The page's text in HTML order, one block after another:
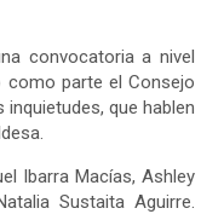
convocatoria a nivel
como parte el Consejo
que hablen
Ibarra Macías, Ashley
Sustaita Aguirre.